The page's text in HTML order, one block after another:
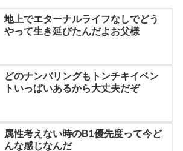
地上でエターナルライフなしでどう
やって生き延びたんだよお父様
どのナンバリングもトンチキイベン
トいっぱいあるから大丈夫だぞ
属性考えない時のB1優先度って今ど
んな感じなんだ